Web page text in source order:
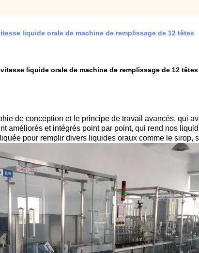
liquide orale de machine de remplissage de 12 têtes
liquide orale de machine de remplissage de 12 têtes
de conception et le principe de travail avancés, qui
améliorés et intégrés point par point, qui rend nos
pour remplir divers liquides oraux comme le